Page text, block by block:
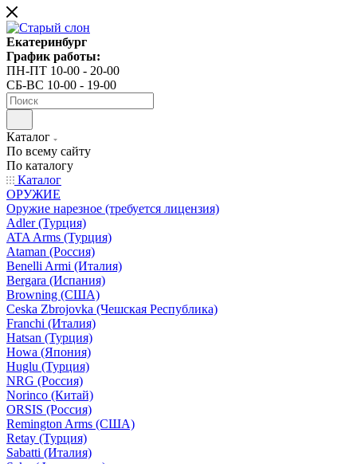
Екатеринбург
График работы:
ПН-ПТ 10-00 - 20-00
СБ-ВС 10-00 - 19-00
Каталог
По всему сайту
По каталогу
Каталог
ОРУЖИЕ
Оружие нарезное (требуется лицензия)
Adler (Турция)
ATA Arms (Турция)
Ataman (Россия)
Benelli Armi (Италия)
Bergara (Испания)
Browning (США)
Ceska Zbrojovka (Чешская Республика)
Franchi (Италия)
Hatsan (Турция)
Howa (Япония)
Huglu (Турция)
NRG (Россия)
Norinco (Китай)
ORSIS (Россия)
Remington Arms (США)
Retay (Турция)
Sabatti (Италия)